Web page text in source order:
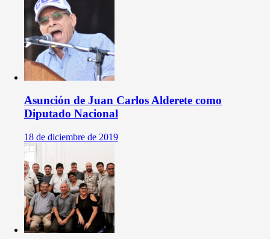
Asunción de Juan Carlos Alderete como
Diputado Nacional
18 de diciembre de 2019